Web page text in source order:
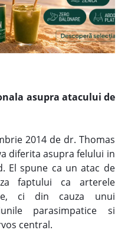
asupra atacului de
2014 de dr. Thomas
diferita asupra felului in
El spune ca un atac de
faptului ca arterele
ci din cauza unui
parasimpatice si
central.